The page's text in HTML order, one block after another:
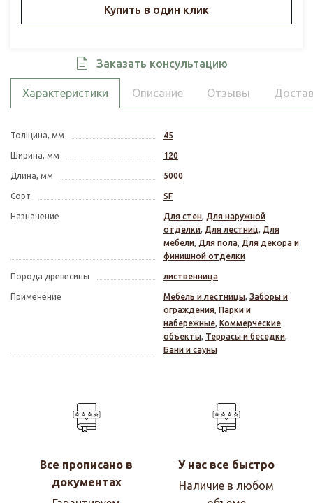
Купить в один клик
Заказать консультацию
Характеристики Описание Отзывы
Толщина, мм 45
Ширина, мм 120
Длина, мм 5000
Сорт SF
Назначение Для стен, Для наружной
отделки, Для лестниц, Для
мебели, Для пола, Для декора и
финишной отделки
Порода древесины лиственница
Применение Мебель и лестницы, Заборы и
ограждения, Парки и
набережные, Коммерческие
объекты, Террасы и беседки,
Бани и сауны
Все прописано в
документах
У нас все быстро
Наличие в любом